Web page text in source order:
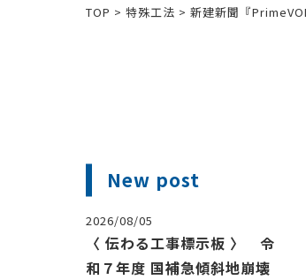
TOP > 特殊工法 > 新建新聞『
New post
2026/08/05
〈 伝わる工事標示板 〉 令
和７年度 国補急傾斜地崩壊